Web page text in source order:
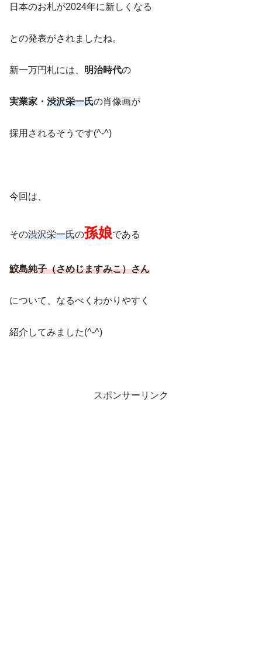
日本のお札が2024年に新しくなる
との発表がされましたね。
新一万円札には、 明治時代の
実業家・ 渋沢栄一氏の肖像画が
採用されるそうです(^-^)
今回は、
その渋沢栄一氏の孫娘である
鮫島純子（さめじますみこ）さん
について、なるべくわかりやすく
紹介してみました(^-^)
スポンサーリンク